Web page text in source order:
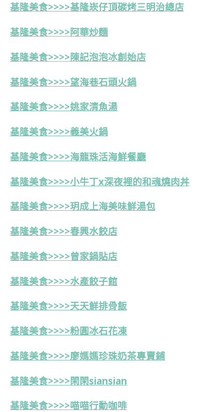
基隆美食>>>>基隆崁仔頂碳烤三明治總店
基隆美食>>>>阿華炒麵
基隆美食>>>>陳記泡泡冰創始店
基隆美食>>>>望海巷石頭火鍋
基隆美食>>>>姚家清魚湯
基隆美食>>>>義美火鍋
基隆美食>>>>海龍珠活海鮮餐廳
基隆美食>>>>小牛丁x深夜裡的和魂燒肉丼
基隆美食>>>>玥成上海美味鮮湯包
基隆美食>>>>春興水餃店
基隆美食>>>>曾家鍋貼店
基隆美食>>>>水產餃子館
基隆美食>>>>天天鮮排骨飯
基隆美食>>>>粉圓冰石花凍
基隆美食>>>>廖媽媽珍珠奶茶專賣鋪
基隆美食>>>>閑閑siansian
基隆美食>>>>喵喵行動咖啡